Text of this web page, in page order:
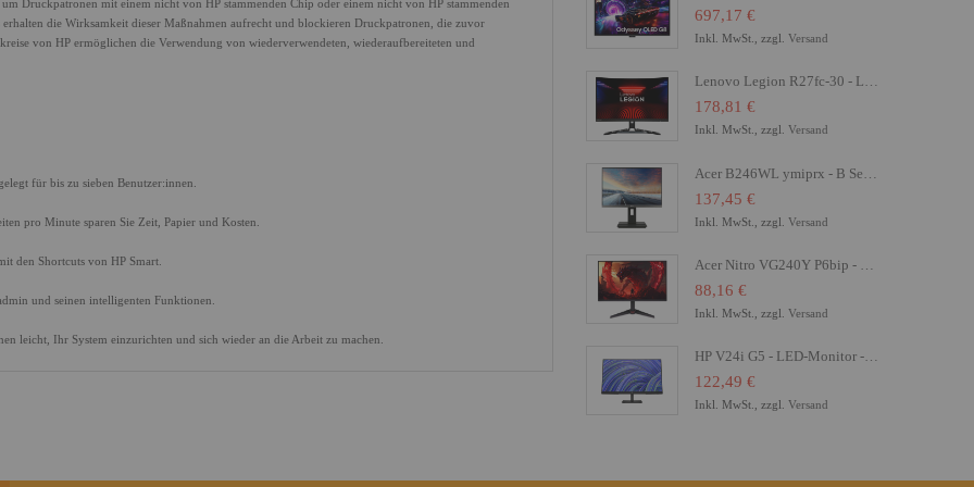
Druckpatronen mit einem nicht von HP stammenden Chip oder einem nicht von HP stammenden
die Wirksamkeit dieser Maßnahmen aufrecht und blockieren Druckpatronen, die zuvor
von HP ermöglichen die Verwendung von wiederverwendeten, wiederaufbereiteten und
für bis zu sieben Benutzer:innen.
pro Minute sparen Sie Zeit, Papier und Kosten.
den Shortcuts von HP Smart.
und seinen intelligenten Funktionen.
leicht, Ihr System einzurichten und sich wieder an die Arbeit zu machen.
697,17 €
Inkl. MwSt., zzgl. Versand
Lenovo Legion R27fc-30 - LED-Monitor - Gaming - gebogen - 68.6 cm (27")
178,81 €
Inkl. MwSt., zzgl. Versand
137,45 €
Inkl. MwSt., zzgl. Versand
88,16 €
Inkl. MwSt., zzgl. Versand
HP V24i G5 - LED-Monitor - 61 cm (24") (23.8" sichtbar) - 1920 x 1080 Full HD (1080p)
122,49 €
Inkl. MwSt., zzgl. Versand